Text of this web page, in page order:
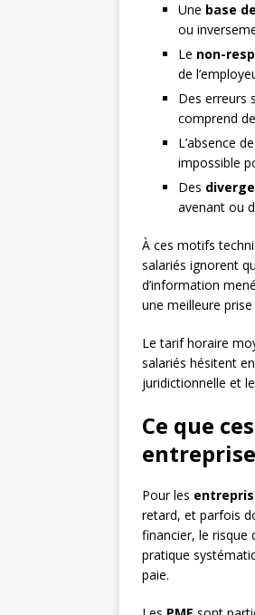
Une base
ou
Le non-
de
Des erreurs
comprend
L’absence
impossible
Des
avenant ou
À ces motifs
salariés ignorent
d’information
une meilleure
Le tarif horaire
salariés hésitent
juridictionnelle et
Ce que
Pour les
retard, et parfois
financier, le risque
pratique
paie.